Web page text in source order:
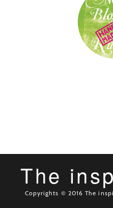
The
Copyrights © 2016 The